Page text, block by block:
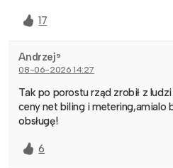
17
Andrzej⁹
08-06-2026 14:27
Tak po porostu rząd zrobił z
ceny net biling i metering,amialo
obsługę!
6